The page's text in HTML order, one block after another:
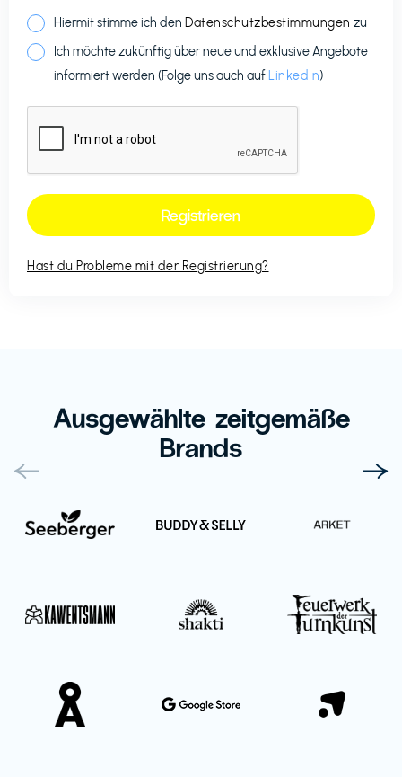
Hiermit stimme ich den Datenschutzbestimmungen zu
Ich möchte zukünftig über neue und exklusive Angebote
informiert werden (Folge uns auch auf LinkedIn)
Hast du Probleme mit der Registrierung?
Ausgewählte zeitgemäße
Brands